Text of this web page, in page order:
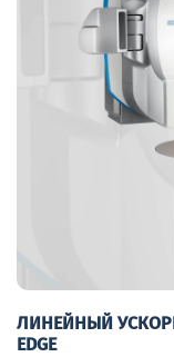
ЛИНЕЙНЫЙ
EDGE